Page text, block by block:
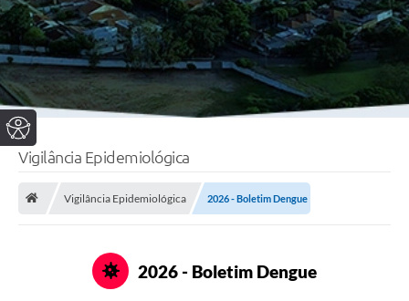
Vigilância Epidemiológica
Vigilância Epidemiológica 2026 - Boletim Dengue
2026 - Boletim Dengue